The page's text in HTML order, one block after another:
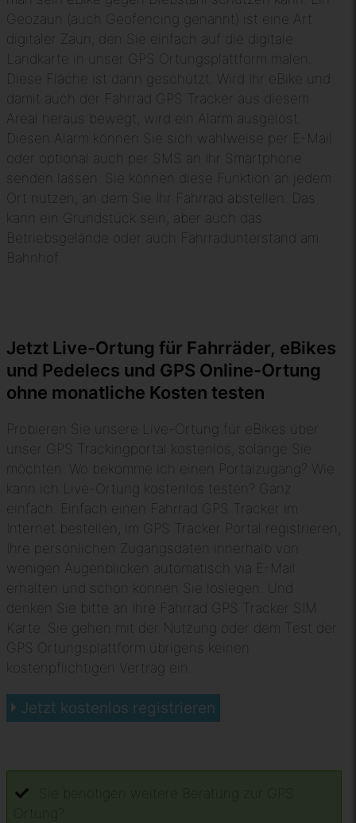
Geozaun (auch Geofencing genannt) ist eine Art
digitaler Zaun, den Sie einfach auf die digitale
Landkarte in unser GPS Ortungsplattform malen.
Diese Fläche ist dann geschützt. Wird Ihr eBike und
damit auch der Fahrrad GPS Tracker aus diesem
Areal heraus bewegt, wird ein Alarm ausgelöst.
Diesen Alarm können Sie sich wahlweise per E-Mail
oder optional auch per SMS an Ihr Smartphone
senden lassen. Sie können diese Funktion an jedem
Ort nutzen, an dem Sie Ihr Fahrrad abstellen. Das
kann ein Grundstück sein, aber auch das
Betriebsgelände oder auch Fahrradunterstand am
Bahnhof.
Jetzt Live-Ortung für Fahrräder, eBikes
und Pedelecs und GPS Online-Ortung
ohne monatliche Kosten testen
Probieren Sie unsere Live-Ortung für eBikes über
unser GPS Trackingportal kostenlos, solange Sie
möchten. Wo bekomme ich einen Portalzugang? Wie
kann ich Live-Ortung kostenlos testen? Ganz
einfach. Einfach einen Fahrrad GPS Tracker im
Internet bestellen, im GPS Tracker Portal registrieren,
Ihre persönlichen Zugangsdaten innerhalb von
wenigen Augenblicken automatisch via E-Mail
erhalten und schon können Sie loslegen. Und
denken Sie bitte an Ihre Fahrrad GPS Tracker SIM
Karte. Sie gehen mit der Nutzung oder dem Test der
GPS Ortungsplattform übrigens keinen
kostenpflichtigen Vertrag ein.
Jetzt kostenlos registrieren
Sie benötigen weitere Beratung zur GPS
Ortung?